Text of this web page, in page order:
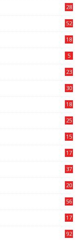
28
52
18
5
23
30
18
25
15
17
37
20
56
17
92